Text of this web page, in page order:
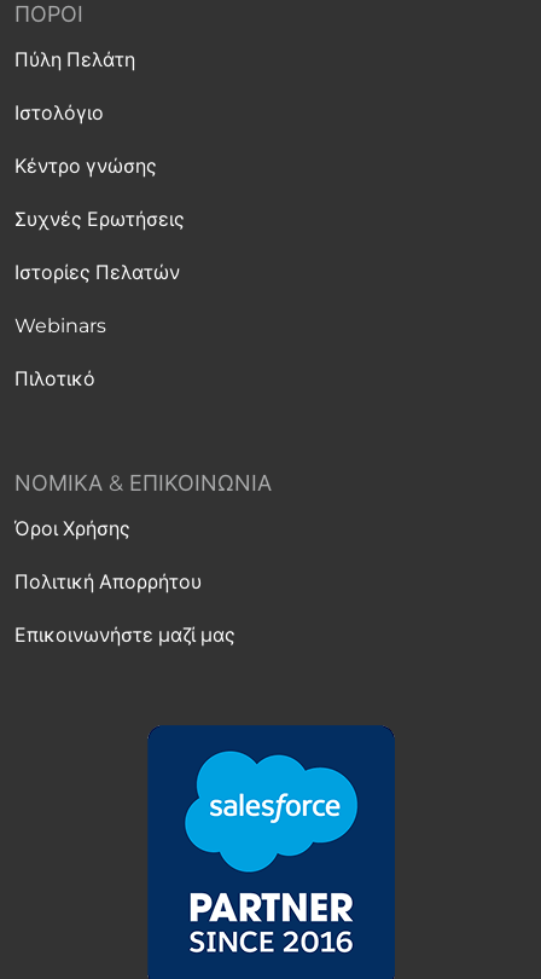
ΠΌΡΟΙ
Πύλη Πελάτη
Ιστολόγιο
Κέντρο γνώσης
Συχνές Ερωτήσεις
Ιστορίες Πελατών
Webinars
Πιλοτικό
ΝΟΜΙΚΆ & ΕΠΙΚΟΙΝΩΝΊΑ
Όροι Χρήσης
Πολιτική Απορρήτου
Επικοινωνήστε μαζί μας